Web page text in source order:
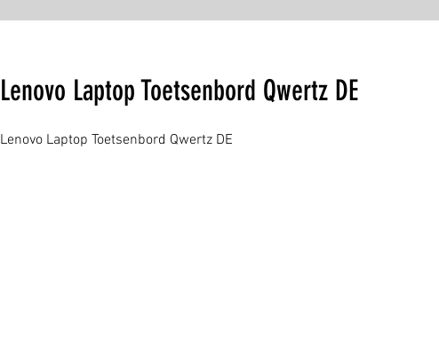
Lenovo Laptop Toetsenbord Qwertz DE
Lenovo Laptop Toetsenbord Qwertz DE